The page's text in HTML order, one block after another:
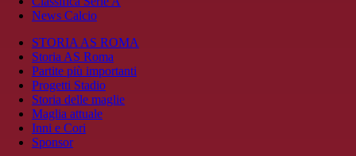
News Calcio
STORIA AS ROMA
Storia AS Roma
Partite più importanti
Progetti Stadio
Storia delle maglie
Maglia attuale
Inni e Cori
Sponsor